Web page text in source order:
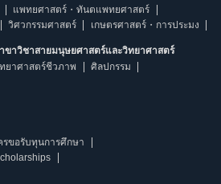
แพทยศาสตร์・ทันตแพทยศาสตร์
วิศวกรรมศาสตร์ เกษตรศาสตร์・การประมง
าวิชาสายมนุษยศาสตร์และวิทยาศาสตร์
ยาศาสตร์ชีวภาพ
ศิลปกรรม
รขอรับทุนการศึกษา